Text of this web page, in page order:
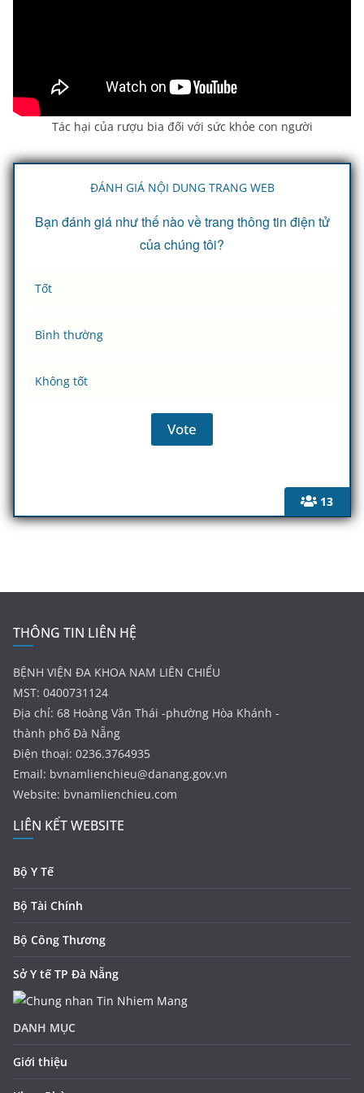
Tác hại của rượu bia đối với sức khỏe con người
13
ĐÁNH GIÁ NỘI DUNG TRANG WEB
Bạn đánh giá như thế nào về trang thông tin điện tử
của chúng tôi?
Tốt
Bình thường
Không tốt
THÔNG TIN LIÊN HỆ
BỆNH VIỆN ĐA KHOA NAM LIÊN CHIỂU
MST: 0400731124
Địa chỉ: 68 Hoàng Văn Thái -phường Hòa Khánh -
thành phố Đà Nẵng
Điện thoại: 0236.3764935
Email: bvnamlienchieu@danang.gov.vn
Website: bvnamlienchieu.com
LIÊN KẾT WEBSITE
Bộ Y Tế
Bộ Tài Chính
Bộ Công Thương
Sở Y tế TP Đà Nẵng
DANH MỤC
Giới thiệu